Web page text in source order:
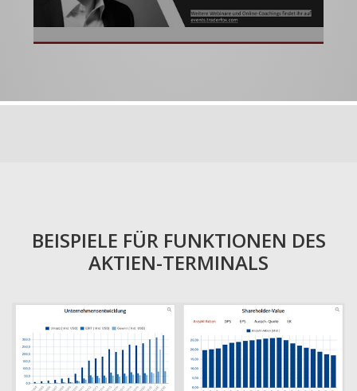
BEISPIELE FÜR FUNKTIONEN DES
AKTIEN-TERMINALS